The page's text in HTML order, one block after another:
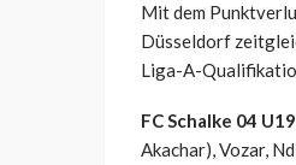
Mit dem
Düsseldorf
Liga-A-
FC Schalke 04 U19
Akachar), Vozar,